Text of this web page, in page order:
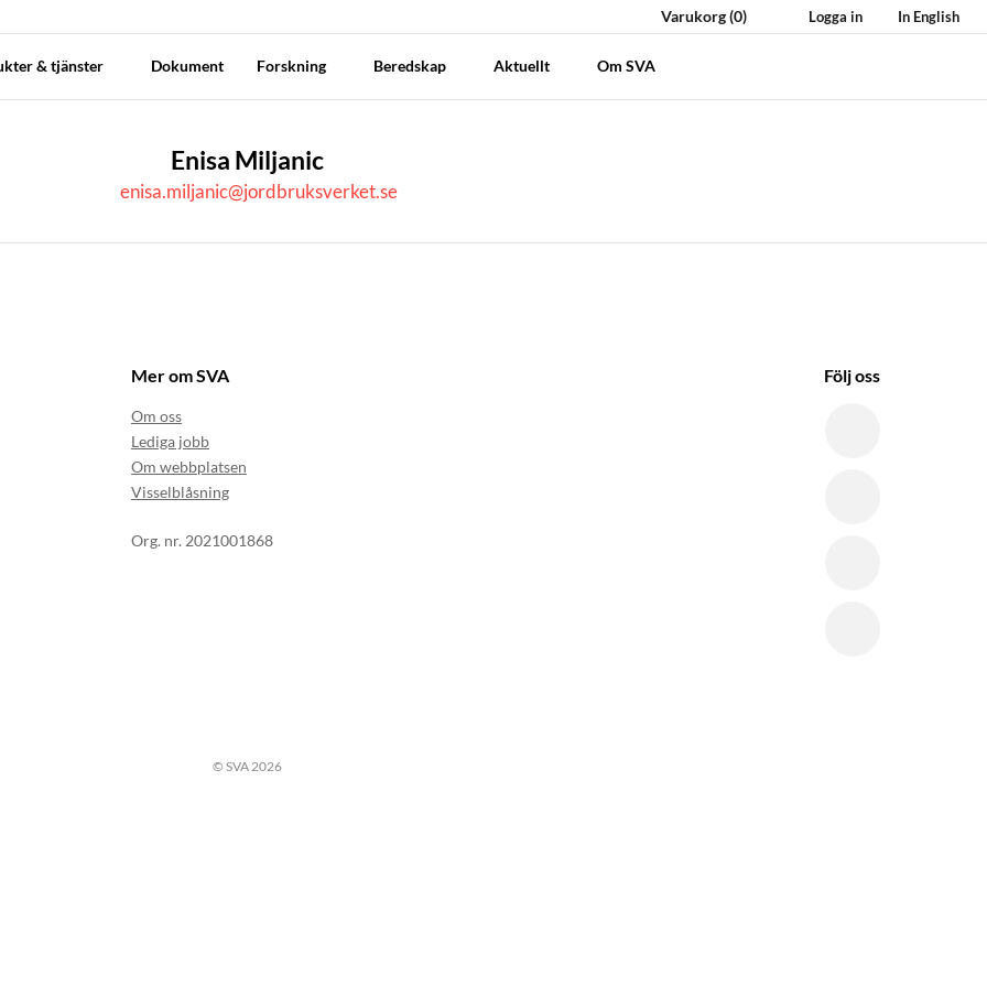
Varukorg(0) Logga in In English
& tjänster Dokument Forskning Beredskap Aktuellt Om SVA
Enisa Miljanic
enisa.miljanic@jordbruksverket.se
Mer om SVA
Om oss
Lediga jobb
Om webbplatsen
Visselblåsning
Org. nr. 2021001868
Följ oss
© SVA 2026